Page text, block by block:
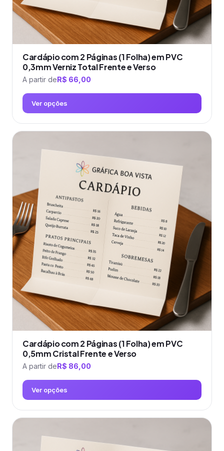
produto
Cardápio com 2 Páginas (1 Folha) em PVC
0,3mm Verniz Total Frente e Verso
A partir deR$ 66,00
Ver opções
Este
produto
As
opções
podem
ser
escolhidas
na
página
do
produto
Cardápio com 2 Páginas (1 Folha) em PVC
0,5mm Cristal Frente e Verso
A partir deR$ 86,00
Ver opções
Este
produto